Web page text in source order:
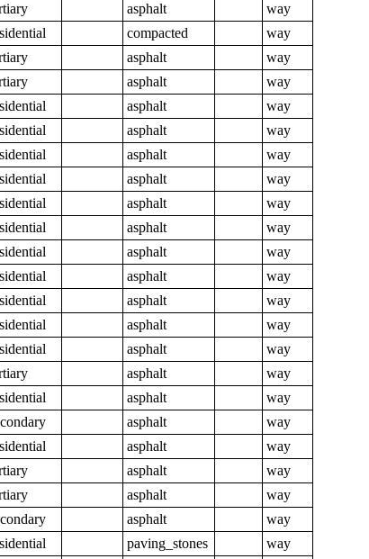
asphalt
way
compacted
way
asphalt
way
asphalt
way
asphalt
way
asphalt
way
asphalt
way
asphalt
way
asphalt
way
asphalt
way
asphalt
way
asphalt
way
asphalt
way
asphalt
way
asphalt
way
asphalt
way
asphalt
way
asphalt
way
asphalt
way
asphalt
way
asphalt
way
asphalt
way
paving_stones
way